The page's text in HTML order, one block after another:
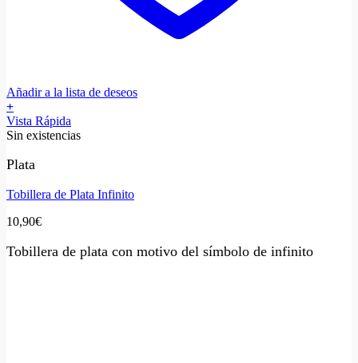
Añadir a la lista de deseos
+
Vista Rápida
Sin existencias
Plata
Tobillera de Plata Infinito
10,90€
Tobillera de plata con motivo del símbolo de infinito